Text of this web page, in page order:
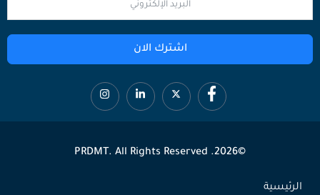
اشترك الان
©2026. PRDMT. All Rights Reserved
الرئيسية